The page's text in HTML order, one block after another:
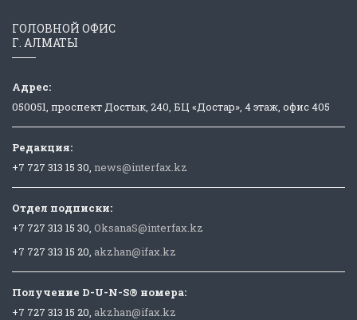
ГОЛОВНОЙ ОФИС
Г. АЛМАТЫ
Адрес:
050051, проспект Достык, 240, БЦ «Достар», 4 этаж, офис 405
Редакция:
+7 727 313 15 30, news@interfax.kz
Отдел подписки:
+7 727 313 15 30, OksanaS@interfax.kz
+7 727 313 15 20, akzhan@ifax.kz
Получение D-U-N-S® номера:
+7 727 313 15 20, akzhan@ifax.kz